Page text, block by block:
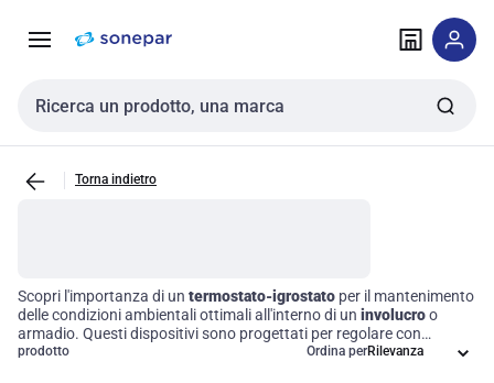
navigazione alla
Cerca input
Torna indietro
Scopri l'importanza di un termostato-igrostato per il mantenimento
delle condizioni ambientali ottimali all'interno di un involucroo
armadio. Questi dispositivi sono progettati per regolare con
precisione temperatura e umidità, garantendo la protezione di
prodotto Ordina per